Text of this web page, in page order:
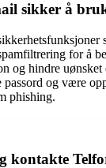
sikker å
for å
og hindre uønsket
og være
phishing.
kontakte